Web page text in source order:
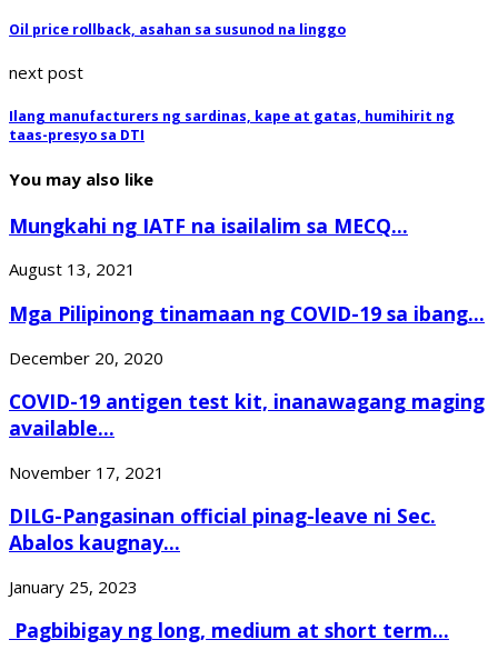
Oil price rollback, asahan sa susunod na linggo
next post
Ilang manufacturers ng sardinas, kape at gatas, humihirit ng
taas-presyo sa DTI
You may also like
Mungkahi ng IATF na isailalim sa MECQ...
August 13, 2021
Mga Pilipinong tinamaan ng COVID-19 sa ibang...
December 20, 2020
COVID-19 antigen test kit, inanawagang maging
available...
November 17, 2021
DILG-Pangasinan official pinag-leave ni Sec.
Abalos kaugnay...
January 25, 2023
Pagbibigay ng long, medium at short term...